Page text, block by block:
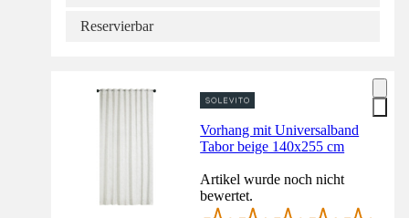
Reservierbar
Vorhang mit Universalband
Tabor beige 140x255 cm
Artikel wurde noch nicht
bewertet.